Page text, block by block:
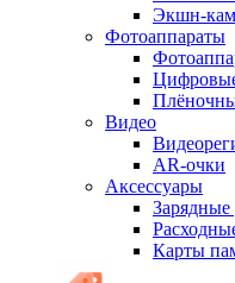
Экшн-
Фотоаппараты
Видео
AR-очки
Аксессуары
Зарядные
Карты